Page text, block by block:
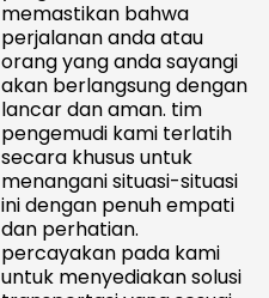
memastikan bahwa
perjalanan anda atau
orang yang anda sayangi
akan berlangsung dengan
lancar dan aman. tim
pengemudi kami terlatih
secara khusus untuk
menangani situasi-situasi
ini dengan penuh empati
dan perhatian.
percayakan pada kami
untuk menyediakan solusi